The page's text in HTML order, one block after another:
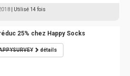
| Utilisé 14 fois
25% chez Happy Socks
détails